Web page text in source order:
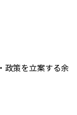
政策を立案する余